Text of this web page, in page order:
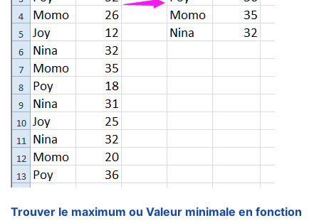
Trouver le maximum ou Valeur minimale en fonction